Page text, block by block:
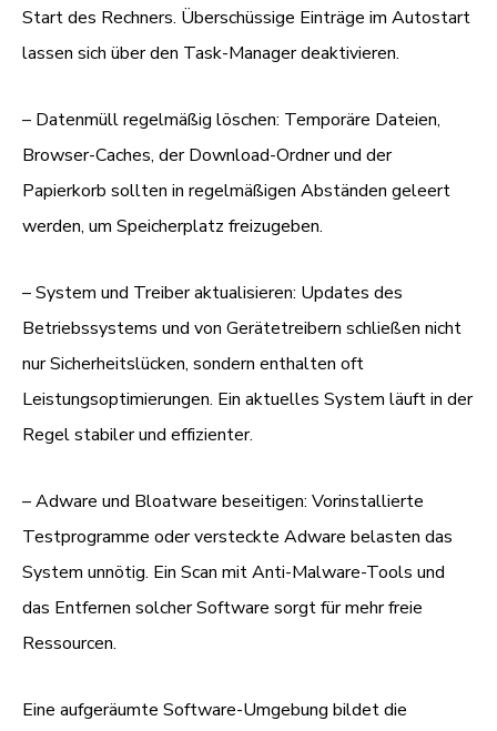
Start des Rechners. Überschüssige Einträge im Autostart
lassen sich über den Task-Manager deaktivieren.
– Datenmüll regelmäßig löschen: Temporäre Dateien,
Browser-Caches, der Download-Ordner und der
Papierkorb sollten in regelmäßigen Abständen geleert
werden, um Speicherplatz freizugeben.
– System und Treiber aktualisieren: Updates des
Betriebssystems und von Gerätetreibern schließen nicht
nur Sicherheitslücken, sondern enthalten oft
Leistungsoptimierungen. Ein aktuelles System läuft in der
Regel stabiler und effizienter.
– Adware und Bloatware beseitigen: Vorinstallierte
Testprogramme oder versteckte Adware belasten das
System unnötig. Ein Scan mit Anti-Malware-Tools und
das Entfernen solcher Software sorgt für mehr freie
Ressourcen.
Eine aufgeräumte Software-Umgebung bildet die